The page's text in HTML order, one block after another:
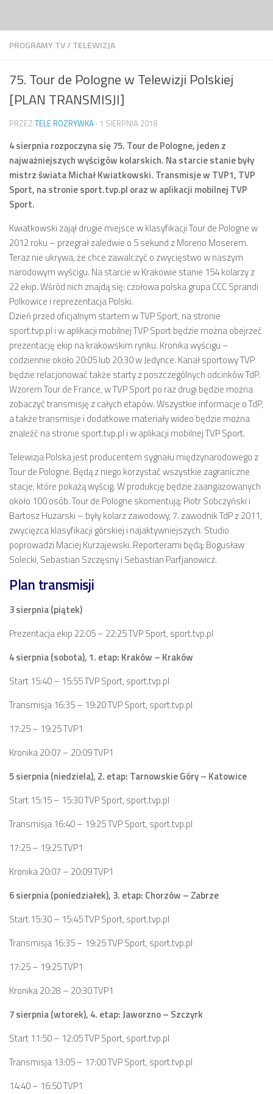
PROGRAMY TV/TELEWIZJA
75. Tour de Pologne w Telewizji Polskiej
[PLAN TRANSMISJI]
PRZEZ TELE ROZRYWKA · 1 SIERPNIA 2018
4 sierpnia rozpoczyna się 75. Tour de Pologne, jeden z
najważniejszych wyścigów kolarskich. Na starcie stanie były
mistrz świata Michał Kwiatkowski. Transmisje w TVP1, TVP
Sport, na stronie sport.tvp.pl oraz w aplikacji mobilnej TVP
Sport.
Kwiatkowski zajął drugie miejsce w klasyfikacji Tour de Pologne w
2012 roku – przegrał zaledwie o 5 sekund z Moreno Moserem.
Teraz nie ukrywa, że chce zawalczyć o zwycięstwo w naszym
narodowym wyścigu. Na starcie w Krakowie stanie 154 kolarzy z
22 ekip. Wśród nich znajdą się: czołowa polska grupa CCC Sprandi
Polkowice i reprezentacja Polski.
Dzień przed oficjalnym startem w TVP Sport, na stronie
sport.tvp.pl i w aplikacji mobilnej TVP Sport będzie można obejrzeć
prezentację ekip na krakowskim rynku. Kronika wyścigu –
codziennie około 20:05 lub 20:30 w Jedynce. Kanał sportowy TVP
będzie relacjonować także starty z poszczególnych odcinków TdP.
Wzorem Tour de France, w TVP Sport po raz drugi będzie można
zobaczyć transmisję z całych etapów. Wszystkie informacje o TdP,
a także transmisje i dodatkowe materiały wideo będzie można
znaleźć na stronie sport.tvp.pl i w aplikacji mobilnej TVP Sport.
Telewizja Polska jest producentem sygnału międzynarodowego z
Tour de Pologne. Będą z niego korzystać wszystkie zagraniczne
stacje, które pokażą wyścig. W produkcję będzie zaangażowanych
około 100 osób. Tour de Pologne skomentują: Piotr Sobczyński i
Bartosz Huzarski – były kolarz zawodowy, 7. zawodnik TdP z 2011,
zwycięzca klasyfikacji górskiej i najaktywniejszych. Studio
poprowadzi Maciej Kurzajewski. Reporterami będą: Bogusław
Solecki, Sebastian Szczęsny i Sebastian Parfjanowicz.
Plan transmisji
3 sierpnia (piątek)
Prezentacja ekip 22:05 – 22:25 TVP Sport, sport.tvp.pl
4 sierpnia (sobota), 1. etap: Kraków – Kraków
Start 15:40 – 15:55 TVP Sport, sport.tvp.pl
Transmisja 16:35 – 19:20 TVP Sport, sport.tvp.pl
17:25 – 19:25 TVP1
Kronika 20:07 – 20:09 TVP1
5 sierpnia (niedziela), 2. etap: Tarnowskie Góry – Katowice
Start 15:15 – 15:30 TVP Sport, sport.tvp.pl
Transmisja 16:40 – 19:25 TVP Sport, sport.tvp.pl
17:25 – 19:25 TVP1
Kronika 20:07 – 20:09 TVP1
6 sierpnia (poniedziałek), 3. etap: Chorzów – Zabrze
Start 15:30 – 15:45 TVP Sport, sport.tvp.pl
Transmisja 16:35 – 19:25 TVP Sport, sport.tvp.pl
17:25 – 19:25 TVP1
Kronika 20:28 – 20:30 TVP1
7 sierpnia (wtorek), 4. etap: Jaworzno – Szczyrk
Start 11:50 – 12:05 TVP Sport, sport.tvp.pl
Transmisja 13:05 – 17:00 TVP Sport, sport.tvp.pl
14:40 – 16:50 TVP1